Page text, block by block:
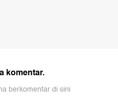
komentar.
berkomentar di sini